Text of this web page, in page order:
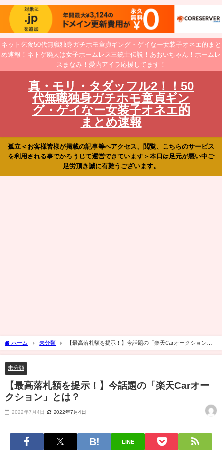
ネット乞食50代無職独身ガチホモ童貞ギング・ゲイなー女装子オネエ的まと
め速報！ネトゲ廃人は女子ホームレス三銃士伝説！あおいちゃん！ホームレ
スまなみ！愛内アイラ応援してます！
真・モリ・タダッフル2！！50
代無職独身ガチホモ童貞ギン
グ・ゲイなー女装子オネエ的
まとめ速報
孤立＜お客様皆様が掲載の記事等へアクセス、閲覧、こちらのサービス
を利用される事でかろうじて運営できています＞本日は足元が悪い中ご
足労頂き誠に有難うございます。
ホーム 未分類
【最高落札額を提示！】今話題の「楽天Carオークション」
とは？
未分類
【最高落札額を提示！】今話題の「楽天Carオー
クション」とは？
2022年7月4日 2022年7月4日
LINE